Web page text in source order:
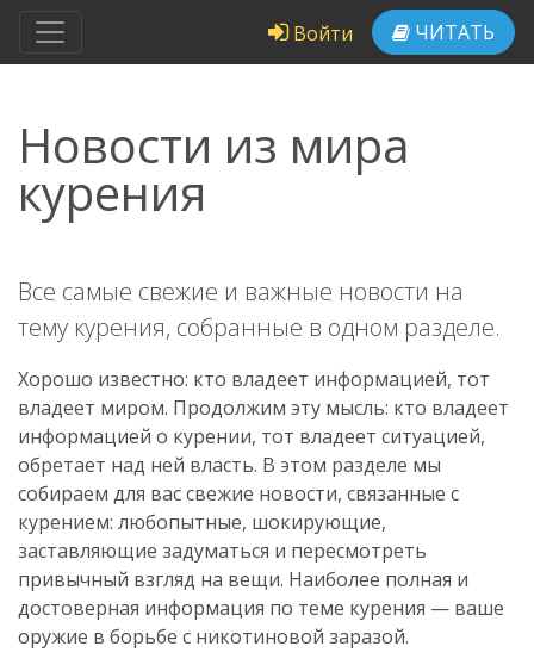
Войти ЧИТАТЬ
Новости из мира
курения
Все самые свежие и важные новости на
тему курения, собранные в одном разделе.
Хорошо известно: кто владеет информацией, тот
владеет миром. Продолжим эту мысль: кто владеет
информацией о курении, тот владеет ситуацией,
обретает над ней власть. В этом разделе мы
собираем для вас свежие новости, связанные с
курением: любопытные, шокирующие,
заставляющие задуматься и пересмотреть
привычный взгляд на вещи. Наиболее полная и
достоверная информация по теме курения — ваше
оружие в борьбе с никотиновой заразой.